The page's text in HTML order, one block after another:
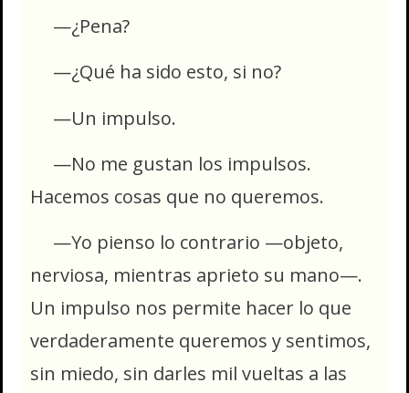
—¿Pena?
—¿Qué ha sido esto, si no?
—Un impulso.
—No me gustan los impulsos.
Hacemos cosas que no queremos.
—Yo pienso lo contrario —objeto,
nerviosa, mientras aprieto su mano—.
Un impulso nos permite hacer lo que
verdaderamente queremos y sentimos,
sin miedo, sin darles mil vueltas a las